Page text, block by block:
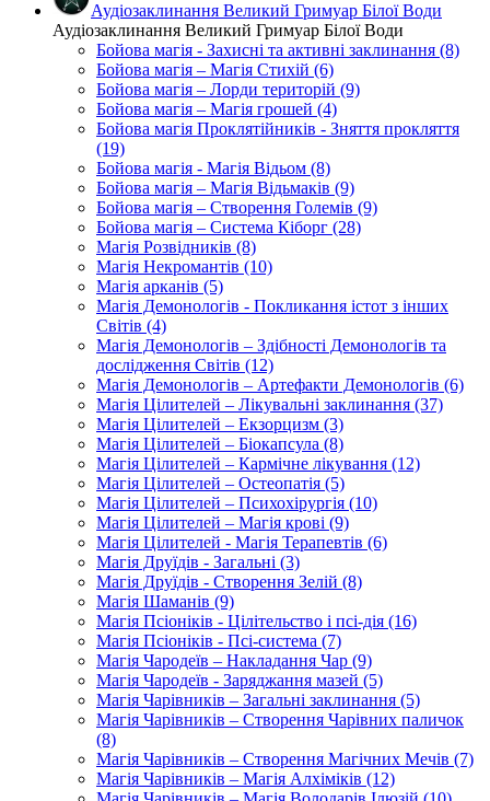
Аудіозаклинання Великий Гримуар Білої Води
Аудіозаклинання Великий Гримуар Білої Води
Бойова магія - Захисні та активні заклинання (8)
Бойова магія – Магія Стихій (6)
Бойова магія – Лорди територій (9)
Бойова магія – Магія грошей (4)
Бойова магія Проклятійників - Зняття прокляття
(19)
Бойова магія - Магія Відьом (8)
Бойова магія – Магія Відьмаків (9)
Бойова магія – Створення Големів (9)
Бойова магія – Система Кіборг (28)
Магія Розвідників (8)
Магія Некромантів (10)
Магія арканів (5)
Магія Демонологів - Покликання істот з інших
Світів (4)
Магія Демонологів – Здібності Демонологів та
дослідження Світів (12)
Магія Демонологів – Артефакти Демонологів (6)
Магія Цілителей – Лікувальні заклинання (37)
Магія Цілителей – Екзорцизм (3)
Магія Цілителей – Біокапсула (8)
Магія Цілителей – Кармічне лікування (12)
Магія Цілителей – Остеопатія (5)
Магія Цілителей – Психохірургія (10)
Магія Цілителей – Магія крові (9)
Магія Цілителей - Магія Терапевтів (6)
Магія Друїдів - Загальні (3)
Магія Друїдів - Створення Зелій (8)
Магія Шаманів (9)
Магія Псіоніків - Цілітельство і псі-дія (16)
Магія Псіоніків - Псі-система (7)
Магія Чародеїв – Накладання Чар (9)
Магія Чародеїв - Заряджання мазей (5)
Магія Чарівників – Загальні заклинання (5)
Магія Чарівників – Створення Чарівних паличок
(8)
Магія Чарівників – Створення Магічних Мечів (7)
Магія Чарівників – Магія Алхіміків (12)